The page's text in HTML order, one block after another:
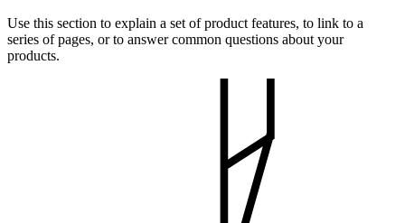
Use this section to explain a set of product features, to link to a
series of pages, or to answer common questions about your
products.